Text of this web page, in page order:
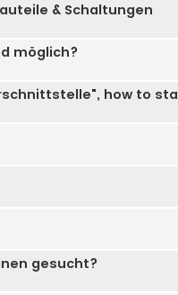
& Schaltungen
möglich?
how to
gesucht?